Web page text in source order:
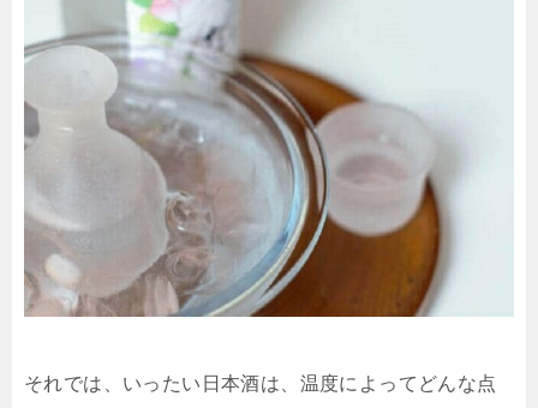
それでは、いったい日本酒は、温度によってどんな点